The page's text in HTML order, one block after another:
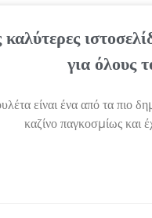
για όλους
είναι ένα από τα πιο
καζίνο παγκοσμίως και